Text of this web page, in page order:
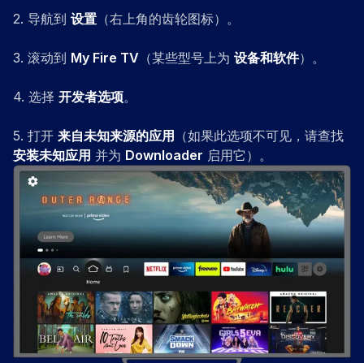
2. 导航到 设置 （右上角的齿轮图标）。
3. 滚动到 My Fire TV （某些型号上为 设备和软件）。
4. 选择 开发者选项。
5. 打开 来自未知来源的应用 （如果此选项不可见，请查找
安装未知应用 并为 Downloader 启用它）。